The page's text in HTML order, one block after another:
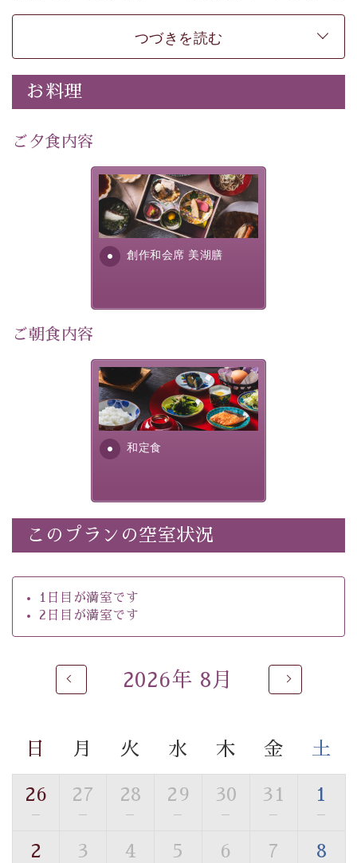
社参拝バス（要事前予約）などの基本サービスもご用意
＜プラン注意事項＞ ※必ずお読みください
①客室内の清掃及びベッドメイキングは行いません。お
部屋はお出かけ時の状態のままとさせていただきます。
②タオル交換はご対応いたします。
-----------【安心への取り組み】----------
滞在いただけるよう
30項目以上からなる独自の衛生・消毒プログラムの基、
徹底した衛生管理を行っております。
----------------------------------------------
す）
貸切温泉風呂40分無料（滞在中一回）
・朝夕個室料亭で個室食
・諏訪大社4社を巡る無料参拝バス（事前予約制）
・館内着をご用意
・就寝用パジャマをご用意
・環境に配慮したアメニティをご用意
・チェックイン15時、チェックアウト10時
・朝夕個室料亭で個室食
・ご夕食は地産地消の創作和会席 美湖膳（二十四節気
【温泉】
るご入浴をお愉しみください。
■お座敷風呂（大浴場）
温泉の成分に合わせ、防菌防カビの特殊素材の畳を使
用。 足元が柔らかく、そして滑りにくい畳のお風呂で
※男性大浴場までのご移動には階段がございます。 予め
つづきを読む
お料理
ご夕食内容
創作和会席 美湖膳
美湖膳とは諏訪の地で特別を
提供する為に料理長・神原 裕
明が考え出した創作和会席で
す。美しい諏訪湖の幸...
ご朝食内容
和定食
さっぱりとした和食膳に使わ
れる食材は、諏訪の名産品を
ふんだんに取り入れ、安心・
安全を心掛けた長野県産...
このプランの空室状況
1日目が満室です
2日目が満室です
2026年 8月
日 月 火 水 木 金 土
26
—
27
—
28
—
29
—
30
—
31
—
1
—
2 3 4 5 6 7 8